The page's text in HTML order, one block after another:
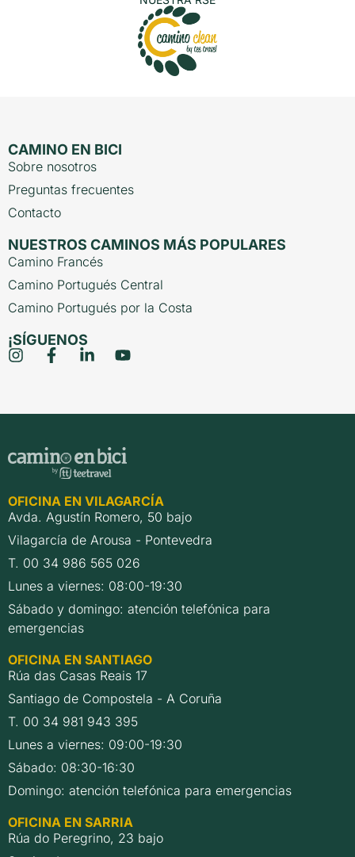
CAMINO EN BICI
Sobre nosotros
Preguntas frecuentes
Contacto
NUESTROS CAMINOS MÁS POPULARES
Camino Francés
Camino Portugués Central
Camino Portugués por la Costa
¡SÍGUENOS
OFICINA EN VILAGARCÍA
Avda. Agustín Romero, 50 bajo
Vilagarcía de Arousa - Pontevedra
T. 00 34 986 565 026
Lunes a viernes: 08:00-19:30
Sábado y domingo: atención telefónica para
emergencias
OFICINA EN SANTIAGO
Rúa das Casas Reais 17
Santiago de Compostela - A Coruña
T. 00 34 981 943 395
Lunes a viernes: 09:00-19:30
Sábado: 08:30-16:30
Domingo: atención telefónica para emergencias
OFICINA EN SARRIA
Rúa do Peregrino, 23 bajo